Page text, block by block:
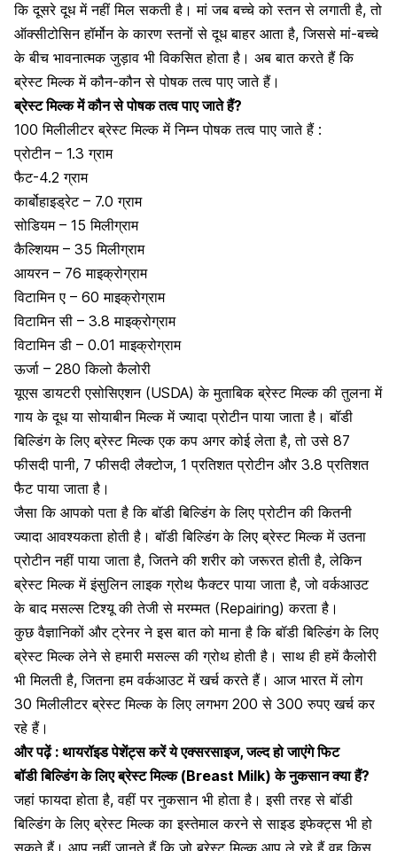
कि दूसरे दूध में नहीं मिल सकती है। मां जब बच्चे को स्तन से लगाती है, तो
ऑक्सीटोसिन हॉर्मोन के कारण स्तनों से दूध बाहर आता है, जिससे मां-बच्चे
के बीच भावनात्मक जुड़ाव भी विकसित होता है। अब बात करते हैं कि
ब्रेस्ट मिल्क में कौन-कौन से पोषक तत्व पाए जाते हैं।
ब्रेस्ट मिल्क में कौन से पोषक तत्व पाए जाते हैं?
100 मिलीलीटर ब्रेस्ट मिल्क में निम्न पोषक तत्व पाए जाते हैं :
प्रोटीन– 1.3 ग्राम
फैट-4.2 ग्राम
कार्बोहाइड्रेट – 7.0 ग्राम
सोडियम – 15 मिलीग्राम
कैल्शियम – 35 मिलीग्राम
आयरन – 76 माइक्रोग्राम
विटामिन ए – 60 माइक्रोग्राम
विटामिन सी – 3.8 माइक्रोग्राम
विटामिन डी – 0.01 माइक्रोग्राम
ऊर्जा – 280 किलो कैलोरी
यूएस डायटरी एसोसिएशन (USDA) के मुताबिक ब्रेस्ट मिल्क की तुलना में
गाय के दूधया सोयाबीन मिल्क में ज्यादा प्रोटीन पाया जाता है। बॉडी
बिल्डिंग के लिए ब्रेस्ट मिल्क एक कप अगर कोई लेता है, तो उसे 87
फीसदी पानी, 7 फीसदी लैक्टोज, 1 प्रतिशत प्रोटीन और 3.8 प्रतिशत
फैट पाया जाता है।
जैसा कि आपको पता है कि बॉडी बिल्डिंग के लिएप्रोटीन की कितनी
ज्यादा आवश्यकता होती है। बॉडी बिल्डिंग के लिए ब्रेस्ट मिल्क में उतना
प्रोटीन नहीं पाया जाता है, जितने की शरीर को जरूरत होती है, लेकिन
ब्रेस्ट मिल्क में इंसुलिन लाइक ग्रोथ फैक्टर पाया जाता है, जोवर्कआउट
के बाद मसल्स टिश्यू की तेजी से मरम्मत (Repairing) करता है।
कुछ वैज्ञानिकों और ट्रेनर ने इस बात को माना है कि बॉडी बिल्डिंग के लिए
ब्रेस्ट मिल्क लेने से हमारी मसल्स की ग्रोथ होती है। साथ ही हमें कैलोरी
भी मिलती है, जितना हम वर्कआउट में खर्च करते हैं। आज भारत में लोग
30 मिलीलीटर ब्रेस्ट मिल्क के लिए लगभग 200 से 300 रुपए खर्च कर
रहे हैं।
और पढ़ें : थायरॉइड पेशेंट्स करें ये एक्सरसाइज, जल्द हो जाएंगे फिट
बॉडी बिल्डिंग के लिए ब्रेस्ट मिल्क (Breast Milk) के नुकसान क्या हैं?
जहां फायदा होता है, वहीं पर नुकसान भी होता है। इसी तरह से बॉडी
बिल्डिंग के लिए ब्रेस्ट मिल्क का इस्तेमाल करने से साइड इफेक्ट्स भी हो